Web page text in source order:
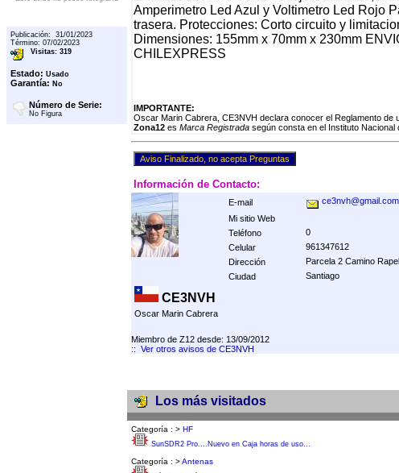
Publicación: 31/01/2023
Término: 07/02/2023
Visitas: 319
Estado: Usado
Garantía: No
Número de Serie:
No Figura
Amperimetro Led Azul y Voltimetro Led Rojo
trasera. Protecciones: Corto circuito y
Dimensiones: 155mm x 70mm x 230mm
CHILEXPRESS
IMPORTANTE:
Oscar Marin Cabrera, CE3NVH declara conocer el Reglamento
Zona12 es Marca Registrada según consta en el Instituto Nacional
Información de Contacto:
E-mail
ce3nvh@gmail.com
Mi sitio Web
Teléfono
0
Celular
961347612
Dirección
Parcela 2 Camino
Ciudad
Santiago
CE3NVH
Oscar Marin Cabrera
Miembro de Z12 desde: 13/09/2012
:: Ver otros avisos de CE3NVH
Los más visitados
Categoría : > HF
SunSDR2 Pro....Nuevo en Caja horas de uso...
Categoría : >Antenas